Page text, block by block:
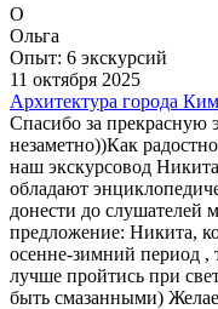
О
Ольга
Опыт: 6 экскурсий
11 октября 2025
Архитектура города
Спасибо за прекрасную
незаметно))Как
наш экскурсовод
обладают
донести до слушателей
предложение: Никита,
осенне-зимний период ,
лучше пройтись при
быть смазанными)